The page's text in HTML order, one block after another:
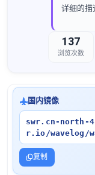
详细的描
137
浏览次数
国内镜像
swr.cn-north-
r.io/wavelog/
复制